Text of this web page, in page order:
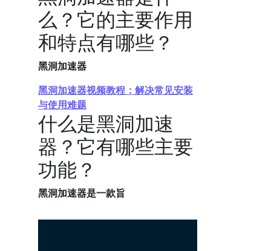
么？它的主要作用
和特点有哪些？
黑洞加速器
黑洞加速器视频教程：解决常见安装
与使用难题
什么是黑洞加速
器？它有哪些主要
功能？
黑洞加速器是一款旨